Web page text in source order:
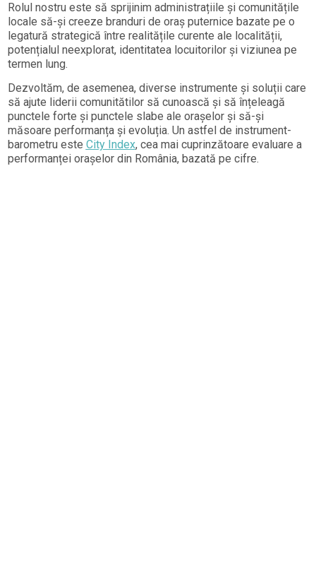
Rolul nostru este să sprijinim administrațiile și comunitățile
locale să-și creeze branduri de oraș puternice bazate pe o
legatură strategică între realitățile curente ale localității,
potențialul neexplorat, identitatea locuitorilor și viziunea pe
termen lung.
Dezvoltăm, de asemenea, diverse instrumente și soluții care
să ajute liderii comunitătilor să cunoască și să înțeleagă
punctele forte și punctele slabe ale orașelor și să-și
măsoare performanța și evoluția. Un astfel de instrument-
barometru este City Index, cea mai cuprinzătoare evaluare a
performanței orașelor din România, bazată pe cifre.